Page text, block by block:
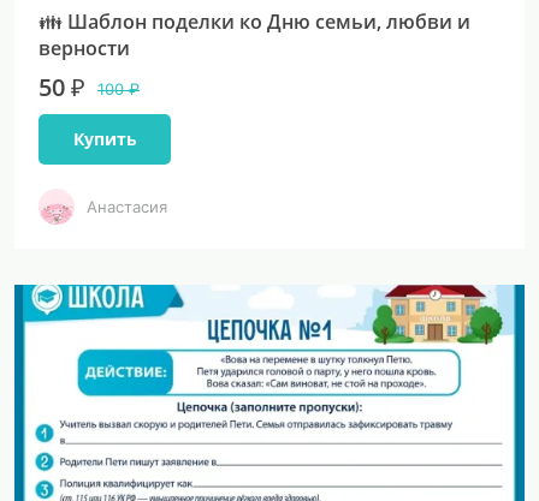
👪 Шаблон поделки ко Дню семьи, любви и
верности
50 ₽ 100 ₽
Купить
Анастасия